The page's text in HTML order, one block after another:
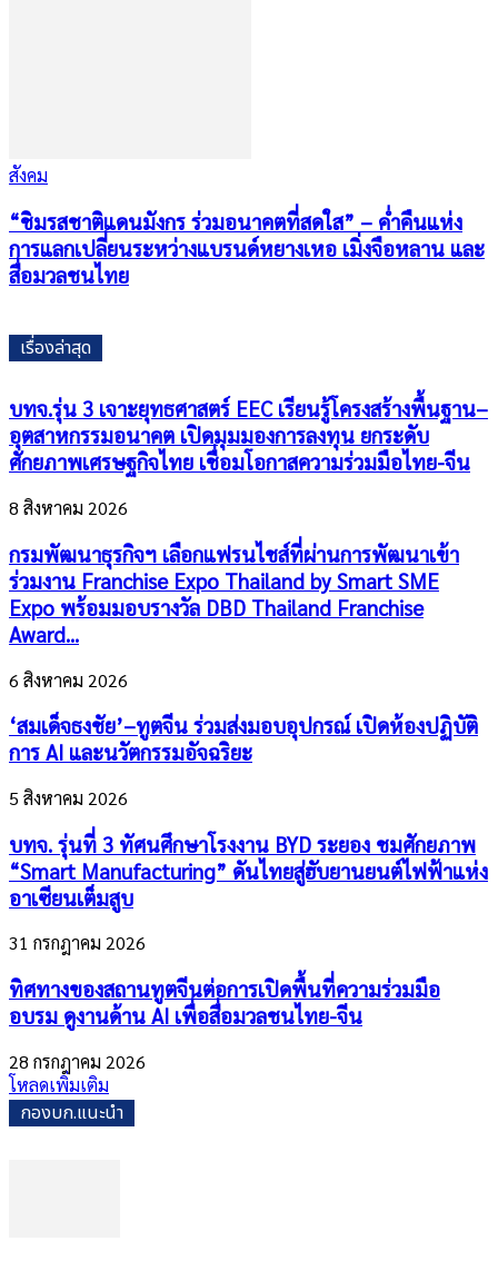
สังคม
“ชิมรสชาติแดนมังกร ร่วมอนาคตที่สดใส” – ค่ำคืนแห่ง
การแลกเปลี่ยนระหว่างแบรนด์หยางเหอ เมิ่งจือหลาน และ
สื่อมวลชนไทย
เรื่องล่าสุด
บทจ.รุ่น 3 เจาะยุทธศาสตร์ EEC เรียนรู้โครงสร้างพื้นฐาน–
อุตสาหกรรมอนาคต เปิดมุมมองการลงทุน ยกระดับ
ศักยภาพเศรษฐกิจไทย เชื่อมโอกาสความร่วมมือไทย-จีน
8 สิงหาคม 2026
กรมพัฒนาธุรกิจฯ เลือกแฟรนไชส์ที่ผ่านการพัฒนาเข้า
ร่วมงาน Franchise Expo Thailand by Smart SME
Expo พร้อมมอบรางวัล DBD Thailand Franchise
Award...
6 สิงหาคม 2026
‘สมเด็จธงชัย’–ทูตจีน ร่วมส่งมอบอุปกรณ์ เปิดห้องปฏิบัติ
การ AI และนวัตกรรมอัจฉริยะ
5 สิงหาคม 2026
บทจ. รุ่นที่ 3 ทัศนศึกษาโรงงาน BYD ระยอง ชมศักยภาพ
“Smart Manufacturing” ดันไทยสู่ฮับยานยนต์ไฟฟ้าแห่ง
อาเซียนเต็มสูบ
31 กรกฎาคม 2026
ทิศทางของสถานทูตจีนต่อการเปิดพื้นที่ความร่วมมือ
อบรม ดูงานด้าน AI เพื่อสื่อมวลชนไทย-จีน
28 กรกฎาคม 2026
โหลดเพิ่มเติม
กองบก.แนะนำ